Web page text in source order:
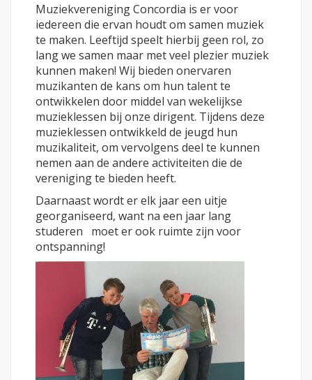
Muziekvereniging Concordia is er voor
iedereen die ervan houdt om samen muziek
te maken. Leeftijd speelt hierbij geen rol, zo
lang we samen maar met veel plezier muziek
kunnen maken! Wij bieden onervaren
muzikanten de kans om hun talent te
ontwikkelen door middel van wekelijkse
muzieklessen bij onze dirigent. Tijdens deze
muzieklessen ontwikkeld de jeugd hun
muzikaliteit, om vervolgens deel te kunnen
nemen aan de andere activiteiten die de
vereniging te bieden heeft.
Daarnaast wordt er elk jaar een uitje
georganiseerd, want na een jaar lang
studeren moet er ook ruimte zijn voor
ontspanning!